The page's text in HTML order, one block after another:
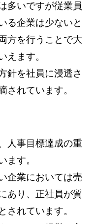
多いですが従業員
る企業は少ないと
方を行うことで大
えます。
針を社員に浸透さ
されています。
人事目標達成の重
ます。
企業においては売
あり、正社員が質
されています。